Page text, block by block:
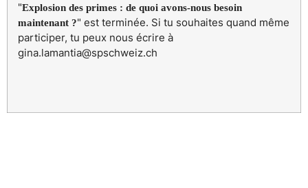
"Explosion des primes : de quoi avons-nous besoin
maintenant ?" est terminée. Si tu souhaites quand même
participer, tu peux nous écrire à
gina.lamantia@spschweiz.ch